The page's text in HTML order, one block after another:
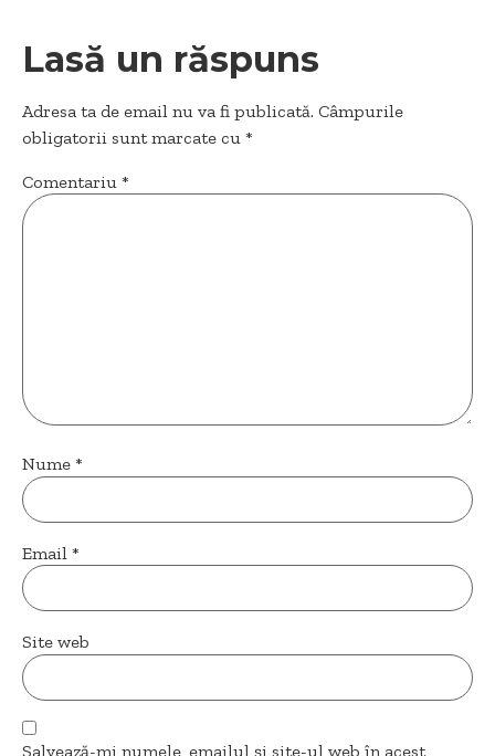
Lasă un răspuns
Adresa ta de email nu va fi publicată. Câmpurile
obligatorii sunt marcate cu *
Comentariu *
Nume *
Email *
Site web
Salvează-mi numele, emailul și site-ul web în acest